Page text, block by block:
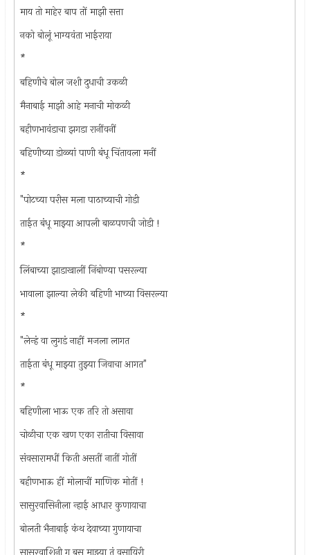
माय तो माहेर बाप तों माझी सत्ता
नको बोलूं भाग्यवंता भाईराया
*
बहिणीचे बोल जशी दुधाची उकळी
मैनाबाई माझी आहे मनाची मोकळी
बहीणभावंडाचा झगडा रानींवनीं
बहिणीच्या डोळ्यां पाणी बंधू चिंतावला मनीं
*
"पोटच्या परीस मला पाठाच्याची गोडी
ताईत बंधू माझ्या आपली बाळपणची जोडी !
*
लिंबाच्या झाडाखालीं निंबोण्या पसरल्या
भावाला झाल्या लेकी बहिणी भाच्या विसरल्या
*
"लेन्हं वा लुगडं नाहीं मजला लागत
ताईता बंधू माझ्या तुझ्या जिवाचा आगत"
*
बहिणीला भाऊ एक तरि तो असावा
चोळीचा एक खण एका रातीचा विसावा
संवसारामधीं किती असतीं नातीं गोतीं
बहीणभाऊ हीं मोलाचीं माणिक मोतीं !
सासुरवासिनीला न्हाई आधार कुणायाचा
बोलती भैनाबाई कंथ देवाच्या गुणायाचा